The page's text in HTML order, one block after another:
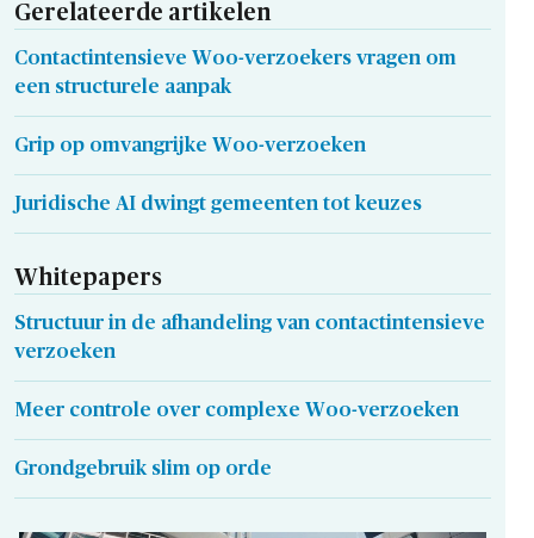
Gerelateerde artikelen
Contactintensieve Woo-verzoekers vragen om
een structurele aanpak
Grip op omvangrijke Woo-verzoeken
Juridische AI dwingt gemeenten tot keuzes
Whitepapers
Structuur in de afhandeling van contactintensieve
verzoeken
Meer controle over complexe Woo-verzoeken
Grondgebruik slim op orde